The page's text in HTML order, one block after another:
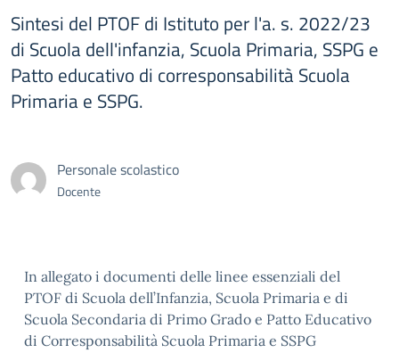
Sintesi del PTOF di Istituto per l'a. s. 2022/23
di Scuola dell'infanzia, Scuola Primaria, SSPG e
Patto educativo di corresponsabilità Scuola
Primaria e SSPG.
Personale scolastico
Docente
In allegato i documenti delle linee essenziali del
PTOF di Scuola dell’Infanzia, Scuola Primaria e di
Scuola Secondaria di Primo Grado e Patto Educativo
di Corresponsabilità Scuola Primaria e SSPG